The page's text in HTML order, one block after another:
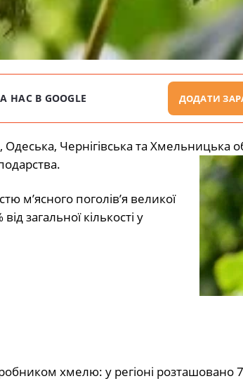
НАС В GOOGLE ДОДАТИ
Одеська, Чернігівська та Хмельницька
м’ясного поголів’я великої
загальної кількості у
хмелю: у регіоні розташовано